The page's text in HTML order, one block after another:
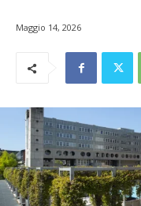
Maggio 14, 2026